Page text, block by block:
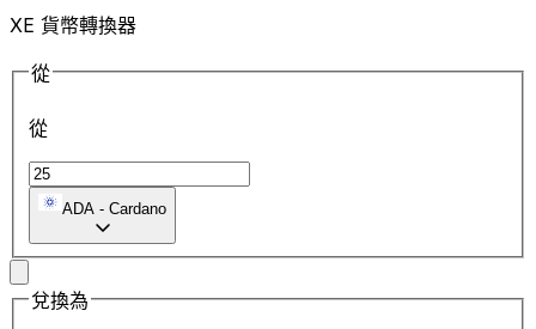
XE 貨幣轉換器
從
從
ADA - Cardano
兌換為